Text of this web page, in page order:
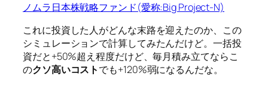
ノムラ日本株戦略ファンド(愛称:Big Project-N)
これに投資した人がどんな末路を迎えたのか、この
シミュレーションで計算してみたんだけど。一括投
資だと+50%超え程度だけど、毎月積み立てならこ
のクソ高いコストでも+120%弱になるんだな。